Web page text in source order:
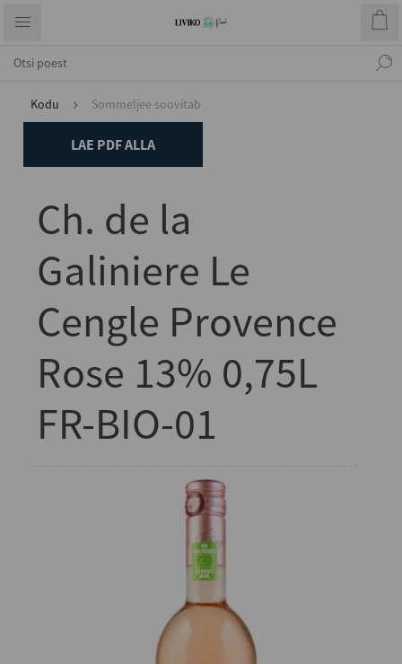
Kodu Sommeljee soovitab
LAE PDF ALLA
Ch. de la
Galiniere Le
Cengle Provence
Rose 13% 0,75L
FR-BIO-01